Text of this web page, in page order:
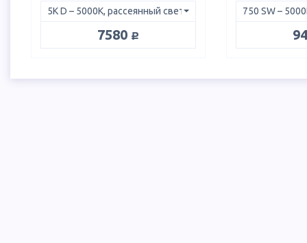
7580 руб.